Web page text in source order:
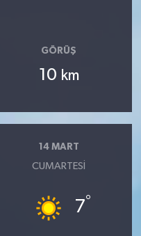
GÖRÜŞ
10 km
14 MART
CUMARTESI
7°